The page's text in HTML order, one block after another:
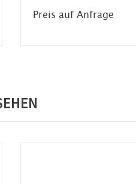
Preis auf Anfrage